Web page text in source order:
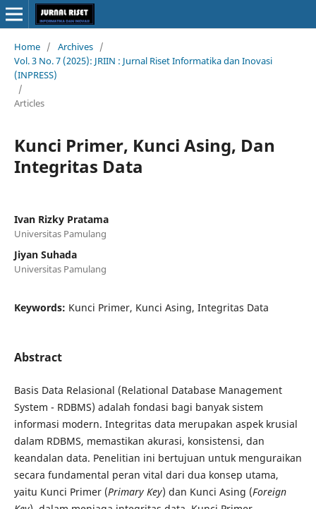
Home / Archives /
Vol. 3 No. 7 (2025): JRIIN : Jurnal Riset Informatika dan Inovasi
(INPRESS)
/
Articles
Kunci Primer, Kunci Asing, Dan
Integritas Data
Ivan Rizky Pratama
Universitas Pamulang
Jiyan Suhada
Universitas Pamulang
Keywords: Kunci Primer, Kunci Asing, Integritas Data
Abstract
Basis Data Relasional (Relational Database Management
System - RDBMS) adalah fondasi bagi banyak sistem
informasi modern. Integritas data merupakan aspek krusial
dalam RDBMS, memastikan akurasi, konsistensi, dan
keandalan data. Penelitian ini bertujuan untuk menguraikan
secara fundamental peran vital dari dua konsep utama,
yaitu Kunci Primer (Primary Key) dan Kunci Asing (Foreign